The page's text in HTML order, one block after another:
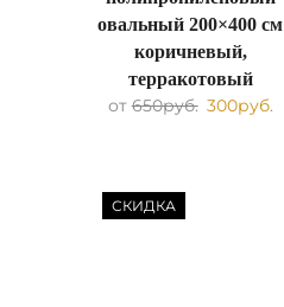
овальный 200×400 см
коричневый,
терракотовый
от650руб. 300руб.
СКИДКА